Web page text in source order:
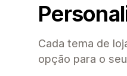
Cada tema de
opção para o